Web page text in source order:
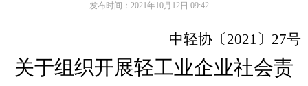
中轻协〔2021〕 27号
关于组织开展轻工业企业社会责
发布时间： 2021年10月12日 09:42